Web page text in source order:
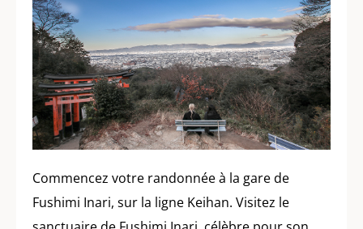
Commencez votre randonnée à la gare de
Fushimi Inari, sur la ligne Keihan. Visitez le